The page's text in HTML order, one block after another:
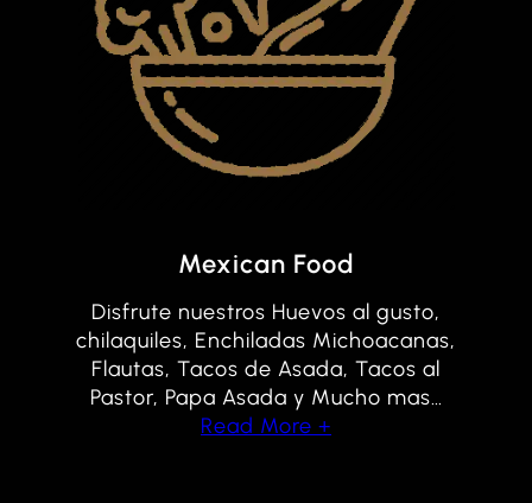
Mexican Food
Disfrute nuestros Huevos al gusto,
chilaquiles, Enchiladas Michoacanas,
Flautas, Tacos de Asada, Tacos al
Pastor, Papa Asada y Mucho mas…
Read More +